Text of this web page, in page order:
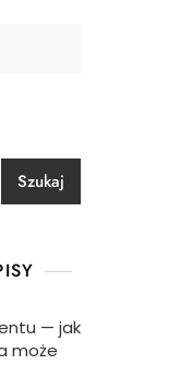
Szukaj
— jak
może